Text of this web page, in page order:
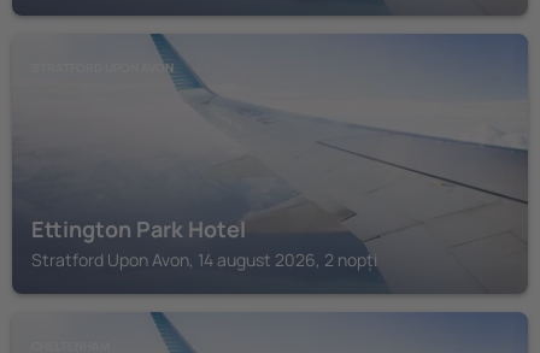
STRATFORD UPON AVON
Ettington Park Hotel
Stratford Upon Avon, 14 august 2026, 2 nopți